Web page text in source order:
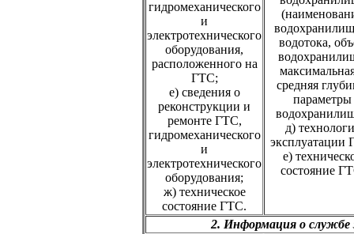
гидромеханического
и
электротехнического
оборудования,
расположенного на
ГТС;
е) сведения о
реконструкции и
ремонте ГТС,
гидромеханического
и
электротехнического
оборудования;
ж) техническое
состояние ГТС.
водотока,
средняя
параметры
д)
эксплуатации
е)
состояние
2. Информация о службе